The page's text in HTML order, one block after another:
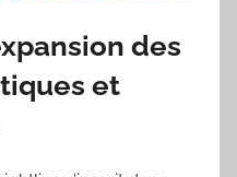
des
et